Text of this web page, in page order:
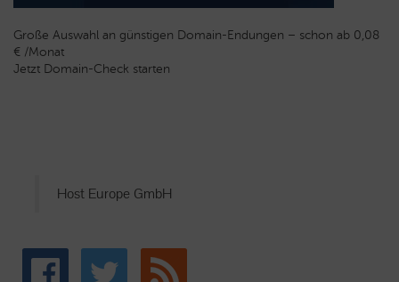
Große Auswahl an günstigen Domain-Endungen – schon ab 0,08
€ /Monat
Jetzt Domain-Check starten
Host Europe GmbH